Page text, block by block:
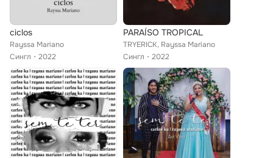
ciclos
Rayssa Mariano
Сингл
2022
PARAÍSO TROPICAL
TRYERICK, Rayssa Mariano
Сингл
2022